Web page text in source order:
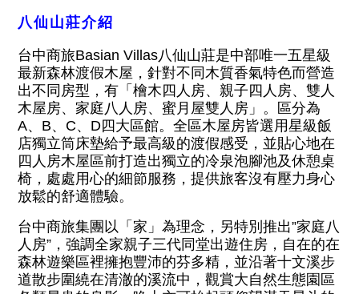
八仙山莊介紹
台中商旅Basian Villas八仙山莊是中部唯一五星級
最新森林渡假木屋，針對不同木質香氣特色而營造
出不同房型，有「檜木四人房、親子四人房、雙人
木屋房、家庭八人房、蜜月屋雙人房」。區分為
A、B、C、D四大區館。全區木屋房皆選用星級飯
店獨立筒床墊給予最高級的渡假感受，並貼心地在
四人房木屋區前打造出獨立的冷泉泡腳池及休憩桌
椅，處處用心的細節服務，提供旅客沒有壓力身心
放鬆的舒適體驗。
台中商旅集團以「家」為理念，另特別推出”家庭八
人房”，強調全家親子三代同堂出遊住房，自在的在
森林遊樂區裡擁抱豐沛的芬多精，並沿著十文溪步
道散步圍繞在清澈的溪流中，觀賞大自然生態園區